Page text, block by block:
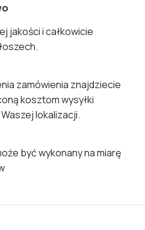
jakości i całkowicie
zamówienia znajdziecie
kosztom wysyłki
lokalizacji.
być wykonany na miarę